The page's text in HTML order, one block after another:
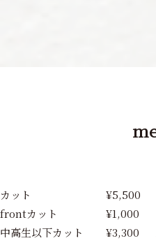
カット
¥5,500
frontカット
¥1,000
中高生以下カット
¥3,300